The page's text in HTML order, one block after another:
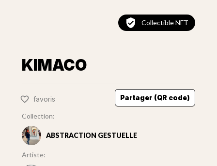
Collectible NFT
KIMACO
favoris Partager (QR code)
Collection:
ABSTRACTION GESTUELLE
Artiste: